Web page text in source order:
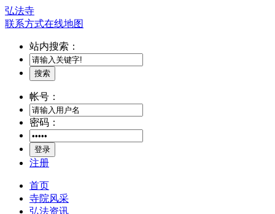
弘法寺
联系方式在线地图
站内搜索：
搜索
帐号：
密码：
登录
注册
首页
寺院风采
弘法资讯